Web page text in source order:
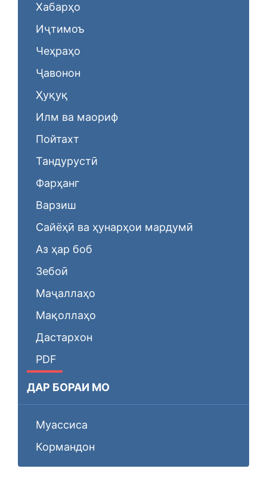
Хабарҳо
Иҷтимоъ
Чеҳраҳо
Ҷавонон
Ҳуқуқ
Илм ва маориф
Пойтахт
Тандурустӣ
Фарҳанг
Варзиш
Сайёҳӣ ва ҳунарҳои мардумӣ
Аз ҳар боб
Зебоӣ
Маҷаллаҳо
Мақоллаҳо
Дастархон
PDF
ДАР БОРАИ МО
Муассиса
Кормандон